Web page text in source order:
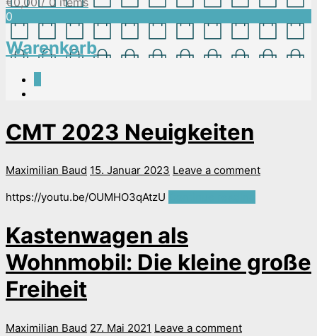
0
Warenkorb
CMT 2023 Neuigkeiten
Maximilian Baud 15. Januar 2023 Leave a comment
https://youtu.be/OUMHO3qAtzU
Kastenwagen als
Wohnmobil: Die kleine große
Freiheit
Maximilian Baud 27. Mai 2021 Leave a comment